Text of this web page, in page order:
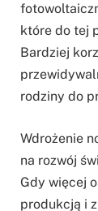
które do tej
Bardziej
rodziny do
Wdrożenie
na rozwój
Gdy więcej
produkcją i